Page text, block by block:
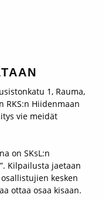
1, Rauma,
RKS:n Hiidenmaan
vie meidät
on SKsL:n
Kilpailusta jaetaan
kesken
ottaa osaa kisaan.